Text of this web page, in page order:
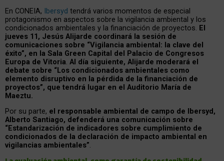
En CONEIA, Ibersyd tendrá varios momentos de especial
protagonismo en aspectos sobre la vigilancia ambiental y los
condicionados ambientales y la financiación de proyectos. El
jueves 11, Jesús Alijarde coordinará la sesión de
comunicaciones sobre “Vigilancia ambiental: la clave del
éxito”, en la Sala Green Capital del Palacio de Congresos
Europa de Vitoria Al día siguiente, Alijarde moderará el
debate sobre “Los condicionados ambientales como
elemento disruptivo en la pérdida de la financiación de
proyectos”, que tendrá lugar en el Auditorio María de
Maeztu.
Por su parte, el responsable ambiental de campo de Ibersyd,
Alberto Santiago, defenderá una comunicación sobre
“Estandarización de indicadores sobre cumplimiento de
condicionados de la declaración de impacto ambiental en
vigilancias ambientales”.